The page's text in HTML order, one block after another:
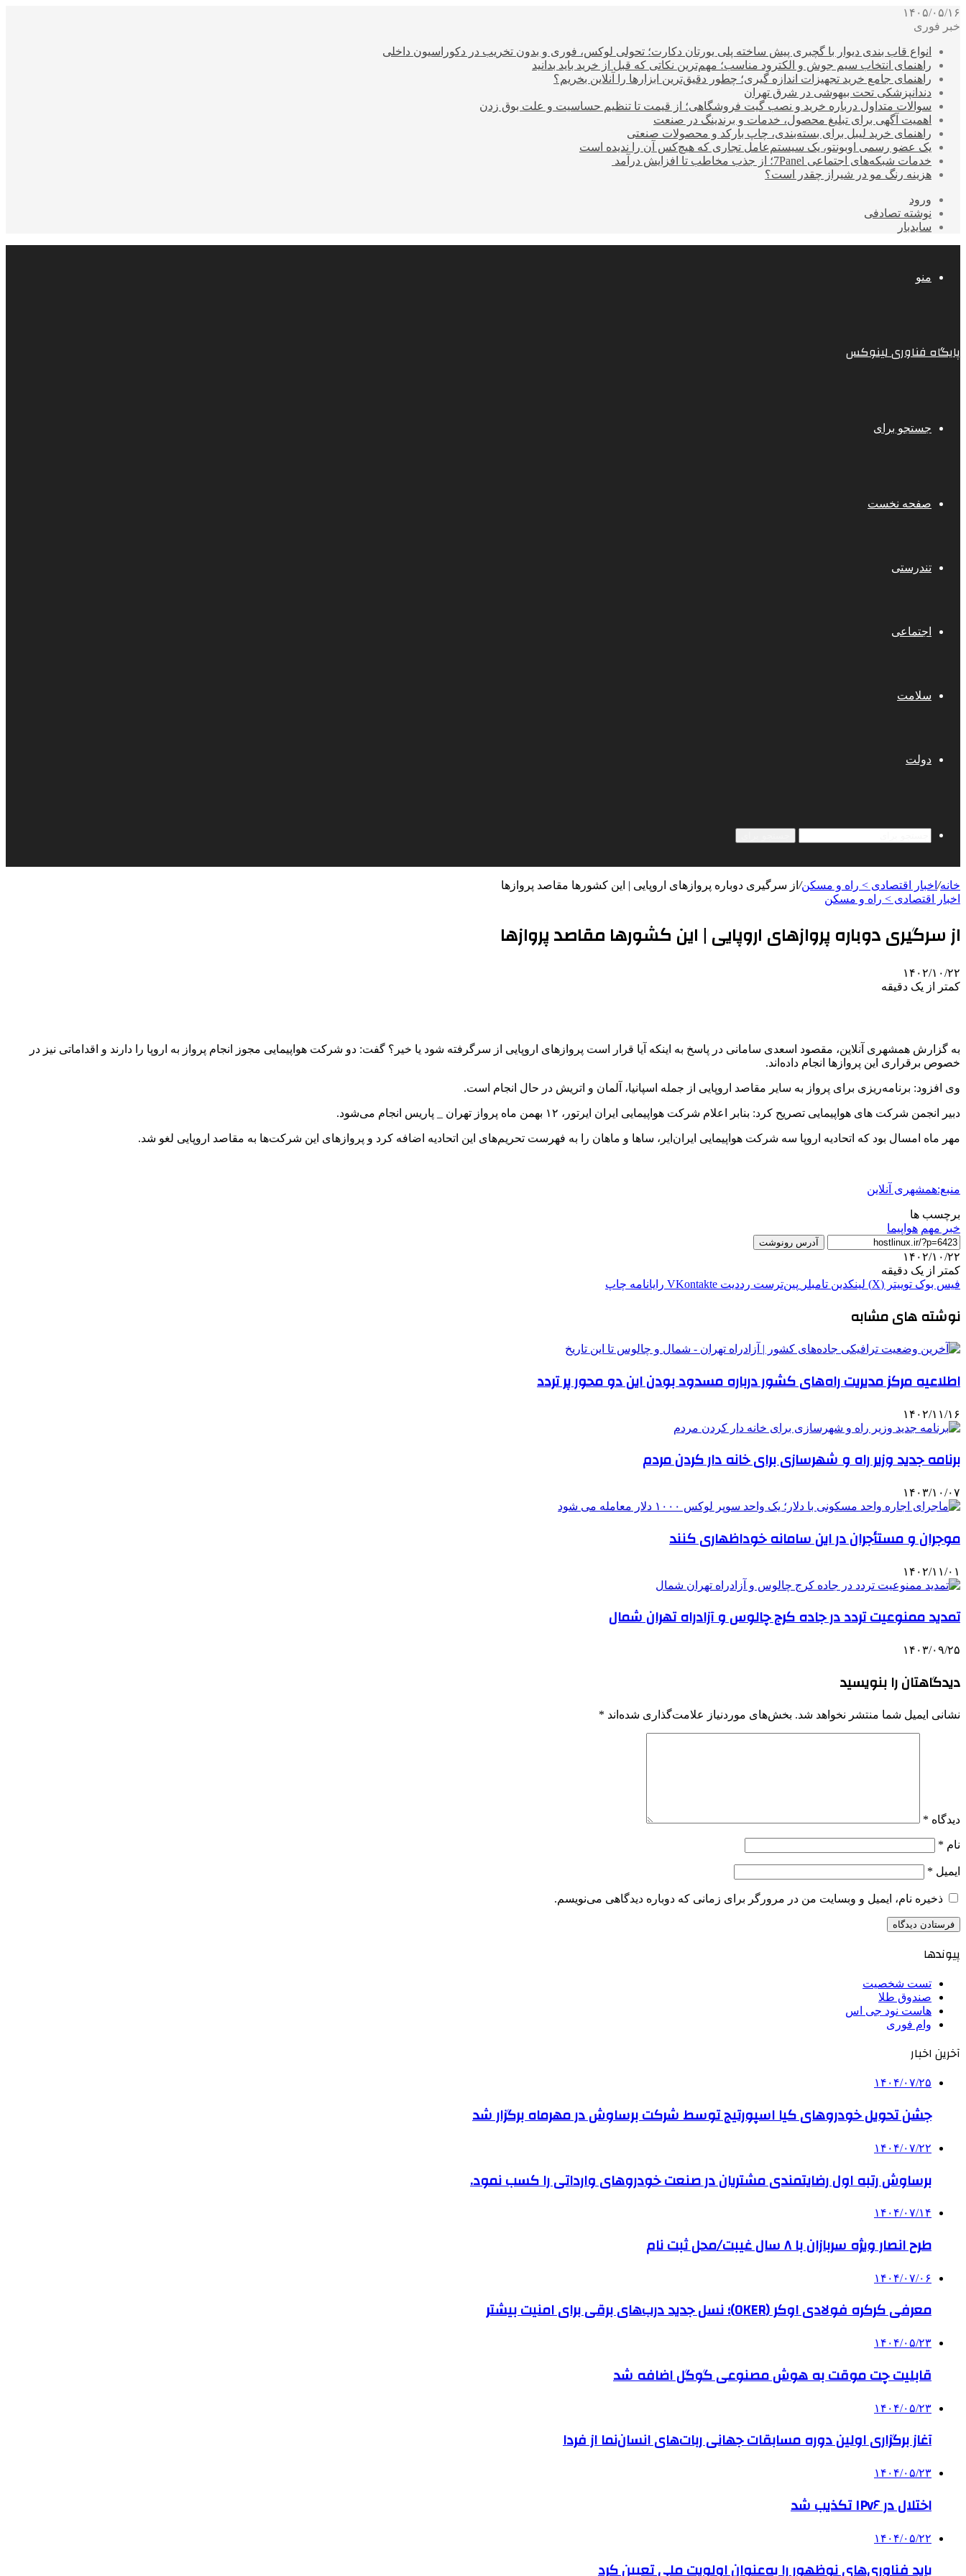
۱۴۰۵/۰۵/۱۶
خبر فوری
انواع قاب بندی دیوار با گچبری پیش ساخته پلی یورتان دکارت؛ تحولی لوکس، فوری و بدون تخریب در دکوراسیون داخلی
راهنمای انتخاب سیم جوش و الکترود مناسب؛ مهم‌ترین نکاتی که قبل از خرید باید بدانید
راهنمای جامع خرید تجهیزات اندازه گیری؛ چطور دقیق‌ترین ابزارها را آنلاین بخریم؟
دندانپزشکی تحت بیهوشی در شرق تهران
سوالات متداول درباره خرید و نصب گیت فروشگاهی؛ از قیمت تا تنظیم حساسیت و علت بوق زدن
اهمیت آگهی برای تبلیغ محصول، خدمات و برندینگ در صنعت
راهنمای خرید لیبل برای بسته‌بندی، چاپ بارکد و محصولات صنعتی
یک عضو رسمی اوبونتو، یک سیستم‌عامل تجاری که هیچ‌کس آن را ندیده است
خدمات شبکه‌های اجتماعی 7Panel؛ از جذب مخاطب تا افزایش درآمد
هزینه رنگ مو در شیراز چقدر است؟
ورود
نوشته تصادفی
سایدبار
منو
پایگاه فناوری لینوکس
جستجو برای
صفحه نخست
تندرستی
اجتماعی
سلامت
دولت
خانه/ اخبار اقتصادی > راه و مسکن/ از سرگیری دوباره پروازهای اروپایی | این کشورها مقاصد پروازها
اخبار اقتصادی > راه و مسکن
از سرگیری دوباره پروازهای اروپایی | این کشورها مقاصد پروازها
۱۴۰۲/۱۰/۲۲
کمتر از یک دقیقه
به گزارش همشهری آنلاین،‌ مقصود اسعدی سامانی در پاسخ به اینکه آیا قرار است پروازهای اروپایی از سرگرفته شود یا خیر؟ گفت: دو شرکت هواپیمایی مجوز انجام پرواز به اروپا را دارند و اقداماتی نیز در
خصوص برقراری این پروازها انجام داده‌اند.
وی افزود: برنامه‌ریزی برای پرواز به سایر مقاصد اروپایی از جمله اسپانیا، آلمان و اتریش در حال انجام است.
دبیر انجمن شرکت های هواپیمایی تصریح کرد: بنابر اعلام شرکت هواپیمایی ایران ایرتور، ۱۲ بهمن ماه پرواز تهران _ پاریس انجام می‌شود.
مهر ماه امسال بود که اتحادیه اروپا سه شرکت هواپیمایی ایران‌ایر، ساها و ماهان را به فهرست تحریم‌های این اتحادیه اضافه کرد و پروازهای این شرکت‌ها به مقاصد اروپایی لغو شد.
منبع:همشهری آنلاین
برچسب ها
خبر مهم هواپیما
آدرس رونوشت
۱۴۰۲/۱۰/۲۲
کمتر از یک دقیقه
فیس بوک توییتر (X) لینکدین ‫تامبلر ‫پین‌ترست ‫رددیت ‫VKontakte رایانامه چاپ
نوشته های مشابه
اطلاعیه‌ مرکز مدیریت راه‌های کشور درباره مسدود بودن این دو محور پر تردد
۱۴۰۲/۱۱/۱۶
برنامه جدید وزیر راه و شهرسازی برای خانه‌ دار کردن مردم
۱۴۰۳/۱۰/۰۷
موجران و مستأجران در این سامانه خوداظهاری کنند
۱۴۰۲/۱۱/۰۱
تمدید ممنوعیت تردد در جاده کرج چالوس و آزادراه تهران شمال
۱۴۰۳/۰۹/۲۵
دیدگاهتان را بنویسید
نشانی ایمیل شما منتشر نخواهد شد. بخش‌های موردنیاز علامت‌گذاری شده‌اند *
دیدگاه *
نام *
ایمیل *
ذخیره نام، ایمیل و وبسایت من در مرورگر برای زمانی که دوباره دیدگاهی می‌نویسم.
پیوندها
تست شخصیت
صندوق طلا
هاست نود جی اس
وام فوری
آخرین اخبار
۱۴۰۴/۰۷/۲۵
جشن تحویل خودروهای کیا اسپورتیج توسط شرکت برساوش در مهرماه برگزار شد
۱۴۰۴/۰۷/۲۲
برساوش رتبه اول رضایتمندی مشتریان در صنعت خودروهای وارداتی را کسب نمود.
۱۴۰۴/۰۷/۱۴
طرح انصار ویژه سربازان با ۸ سال غیبت/محل ثبت نام
۱۴۰۴/۰۷/۰۶
معرفی کرکره فولادی اوکر (OKER)؛ نسل جدید درب‌های برقی برای امنیت بیشتر
۱۴۰۴/۰۵/۲۳
قابلیت چت موقت به هوش مصنوعی گوگل اضافه شد
۱۴۰۴/۰۵/۲۳
آغاز برگزاری اولین دوره مسابقات جهانی ربات‌های انسان‌نما از فردا
۱۴۰۴/۰۵/۲۳
اختلال در IPv۶ تکذیب شد
۱۴۰۴/۰۵/۲۲
باید فناوری‌های نوظهور را به‌عنوان اولویت ملی تعیین کرد